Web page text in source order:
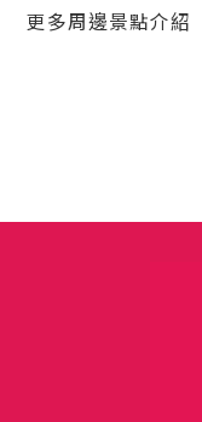
更多周邊景點介紹